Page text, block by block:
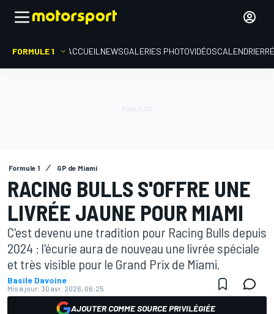
FORMULE 1 ACCUEIL NEWSGALERIES PHOTOVIDÉOSCALENDRIER
Formule 1 GP de Miami
RACING BULLS S'OFFRE UNE
LIVRÉE JAUNE POUR MIAMI
C'est devenu une tradition pour Racing Bulls depuis
2024 : l'écurie aura de nouveau une livrée spéciale
et très visible pour le Grand Prix de Miami.
Basile Davoine
Mis à jour: 30 avr. 2026, 06:25
AJOUTER COMME SOURCE PRIVILÉGIÉE